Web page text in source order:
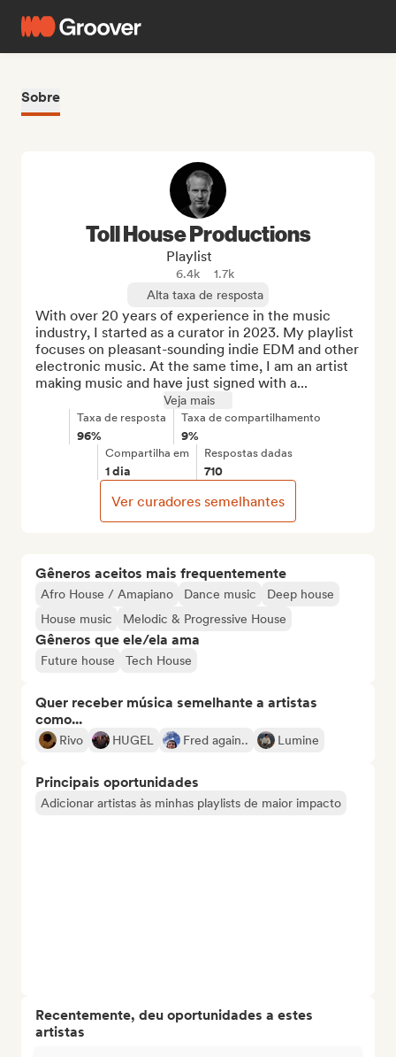
Sobre
Gêneros aceitos mais frequentemente
Afro House / Amapiano Dance music
Deep house
House music
Melodic & Progressive House
Gêneros que ele/ela ama
Future house Tech House
Quer receber música semelhante a artistas
como...
Rivo HUGEL Fred again.. Lumine
Principais oportunidades
Adicionar artistas às minhas playlists de maior impacto
Recentemente, deu oportunidades a estes
artistas
Toll House Productions
Playlist
6.4k
1.7k
Alta taxa de resposta
With over 20 years of experience in the music
industry, I started as a curator in 2023. My playlist
focuses on pleasant-sounding indie EDM and other
electronic music. At the same time, I am an artist
making music and have just signed with a...
Veja mais
Taxa de resposta
96%
Taxa de compartilhamento
9%
Compartilha em
1 dia
Respostas dadas
710
Ver curadores semelhantes